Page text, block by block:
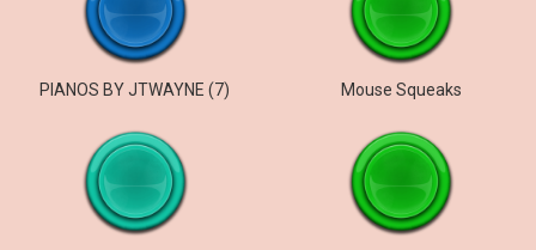
PIANOS BY JTWAYNE (7) Mouse Squeaks